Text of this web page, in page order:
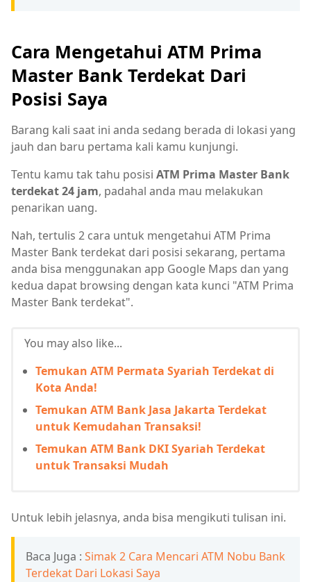
Cara Mengetahui ATM Prima
Master Bank Terdekat Dari
Posisi Saya
Barang kali saat ini anda sedang berada di lokasi yang
jauh dan baru pertama kali kamu kunjungi.
Tentu kamu tak tahu posisi ATM Prima Master Bank
terdekat 24 jam, padahal anda mau melakukan
penarikan uang.
Nah, tertulis 2 cara untuk mengetahui ATM Prima
Master Bank terdekat dari posisi sekarang, pertama
anda bisa menggunakan app Google Maps dan yang
kedua dapat browsing dengan kata kunci "ATM Prima
Master Bank terdekat".
You may also like...
Temukan ATM Permata Syariah Terdekat di
Kota Anda!
Temukan ATM Bank Jasa Jakarta Terdekat
untuk Kemudahan Transaksi!
Temukan ATM Bank DKI Syariah Terdekat
untuk Transaksi Mudah
Untuk lebih jelasnya, anda bisa mengikuti tulisan ini.
Baca Juga : Simak 2 Cara Mencari ATM Nobu Bank
Terdekat Dari Lokasi Saya